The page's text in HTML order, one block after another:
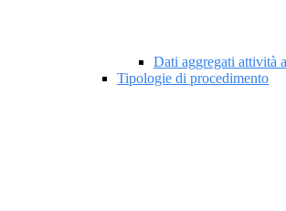
Dati aggregati attività
Tipologie di procedimento